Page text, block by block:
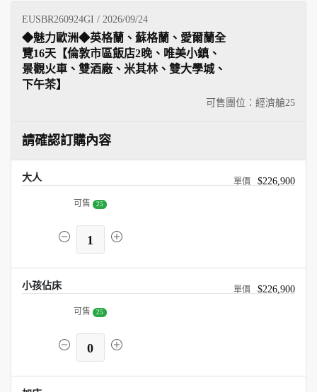
EUSBR260924GI / 2026/09/24
可售團位：經濟艙25
◆魅力歐洲◆英格蘭、蘇格蘭、愛爾蘭全
覽16天【倫敦市區飯店2晚、唯美小鎮、
景觀火車、雙酒廠、米其林、雙大學城、
下午茶】
請確認訂購內容
大人 $226,900
可售 25
1
小孩佔床 $226,900
可售 25
0